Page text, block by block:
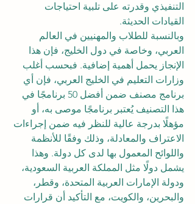
التنفيذي وقدرته على تلبية احتياجات
القيادات الحديثة.
وبالنسبة للطلاب والمهنيين في العالم
العربي، وخاصة في دول الخليج، فإن هذا
الإنجاز يحمل أهمية إضافية. فبحسب أغلب
وزارات التعليم في الخليج العربي، فإن أي
برنامج مصنف ضمن أفضل 50 برنامجًا في
هذا التصنيف يُعتبر برنامجًا موصى به، أو
مؤهلًا بدرجة عالية للنظر فيه ضمن إجراءات
الاعتراف والمعادلة، وذلك وفقًا للأنظمة
واللوائح المعمول بها لدى كل دولة. وهذا
يشمل دولًا مثل المملكة العربية السعودية،
ودولة الإمارات العربية المتحدة، وقطر،
والبحرين، والكويت، مع التأكيد أن قرارات